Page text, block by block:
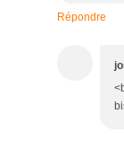
Répondre